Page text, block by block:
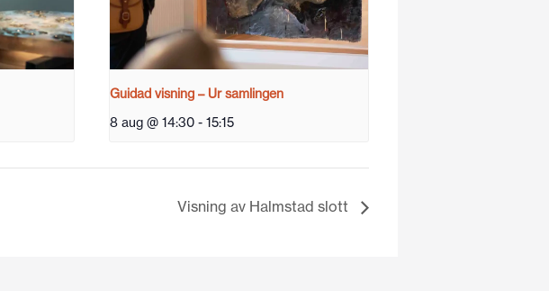
Guidad visning – Ur samlingen
8 aug @ 14:30 - 15:15
Visning av Halmstad slott